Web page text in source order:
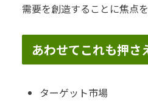
需要を創造することに焦点
あわせてこれも押さ
ターゲット市場